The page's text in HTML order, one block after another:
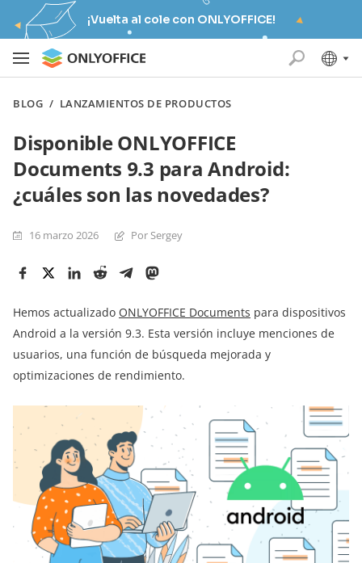
¡Vuelta al cole con ONLYOFFICE!
BLOG / LANZAMIENTOS DE PRODUCTOS
Disponible ONLYOFFICE
Documents 9.3 para Android:
¿cuáles son las novedades?
16 marzo 2026 Por Sergey
Hemos actualizado ONLYOFFICE Documents para dispositivos
Android a la versión 9.3. Esta versión incluye menciones de
usuarios, una función de búsqueda mejorada y
optimizaciones de rendimiento.